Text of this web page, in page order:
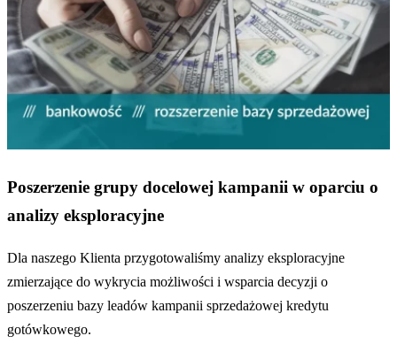
Poszerzenie grupy docelowej kampanii w oparciu o
analizy eksploracyjne
Dla naszego Klienta przygotowaliśmy analizy eksploracyjne
zmierzające do wykrycia możliwości i wsparcia decyzji o
poszerzeniu bazy leadów kampanii sprzedażowej kredytu
gotówkowego.